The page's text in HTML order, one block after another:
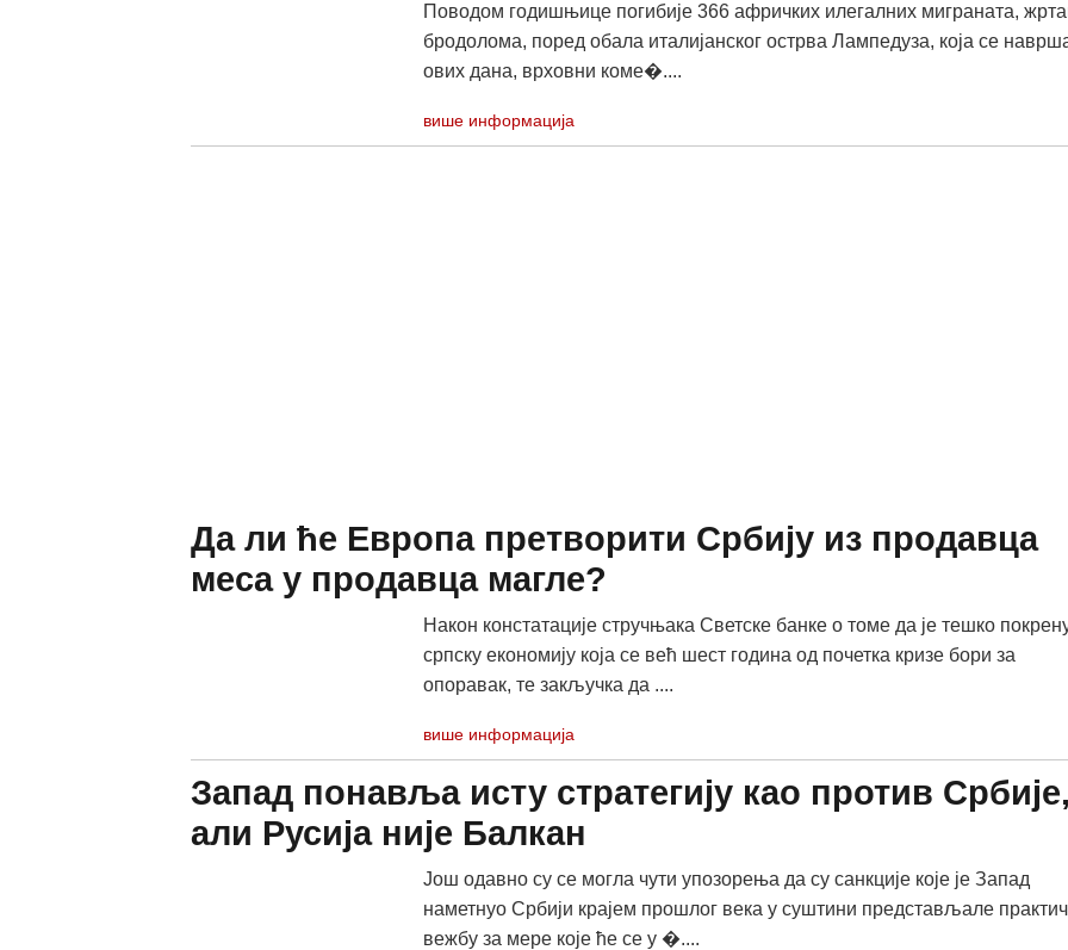
Поводом годишњице погибије 366 афричких илегалних миграната,
бродолома, поред обала италијанског острва Лампедуза, која се
ових дана, врховни коме�....
више информација
Да ли ће Европа претворити Србију из продавца
меса у продавца магле?
Након констатације стручњака Светске банке о томе да је тешко
српску економију која се већ шест година од почетка кризе бори за
опоравак, те закључка да ....
више информација
Запад понавља исту стратегију као против Србије,
али Русија није Балкан
Још одавно су се могла чути упозорења да су санкције које је Запад
наметнуо Србији крајем прошлог века у суштини представљале
вежбу за мере које ће се у �....